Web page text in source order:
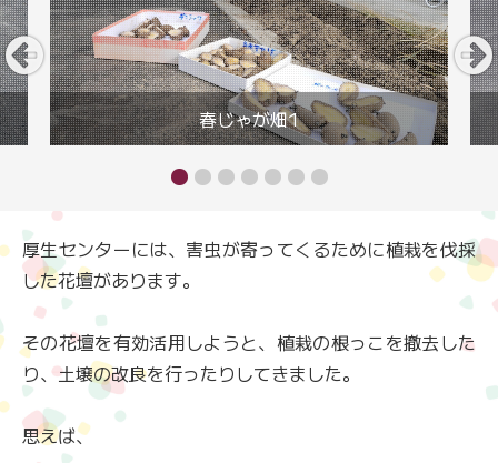
春じゃが畑1
厚生センターには、害虫が寄ってくるために植栽を伐採
した花壇があります。
その花壇を有効活用しようと、植栽の根っこを撤去した
り、土壌の改良を行ったりしてきました。
思えば、